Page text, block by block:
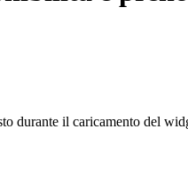
durante il caricamento del